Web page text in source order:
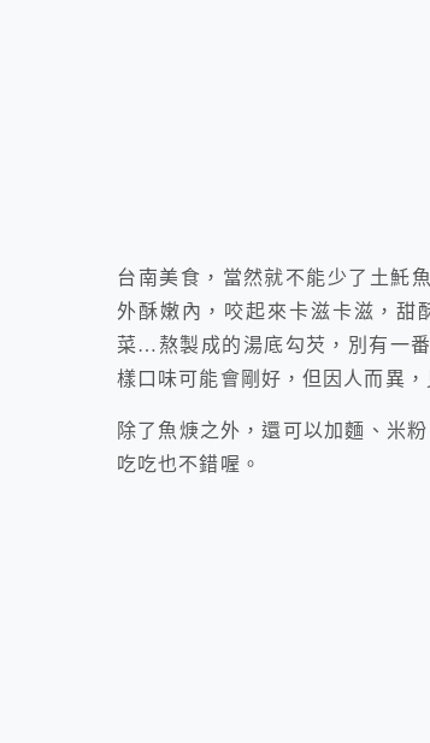
台南美食，當然就不能少了土魠
外酥嫩內，咬起來卡滋卡滋，甜
菜…熬製成的湯底勾芡，別有一
樣口味可能會剛好，但因人而異，
除了魚焿之外，還可以加麵、米
吃吃也不錯喔。